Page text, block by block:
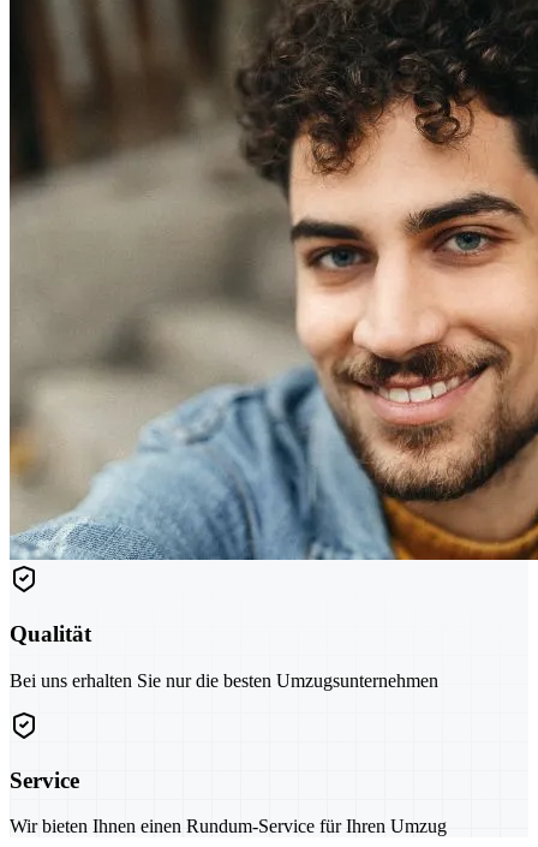
Qualität
Bei uns erhalten Sie nur die besten Umzugsunternehmen
Service
Wir bieten Ihnen einen Rundum-Service für Ihren Umzug